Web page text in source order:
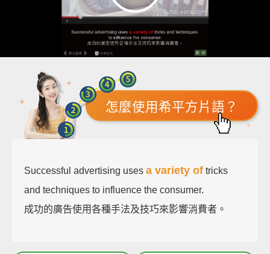
怎麼使用希平方片語？
Successful advertising uses a variety of tricks
and techniques to influence the consumer.
成功的廣告使用各種手法及技巧來影響消費者。